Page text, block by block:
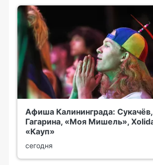
Афиша Калининграда:
Гагарина, «Моя Мишель»,
«Кауп»
сегодня